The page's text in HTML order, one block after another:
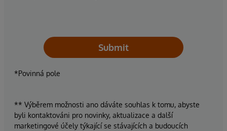
Submit
*Povinná pole
** Výběrem možnosti ano dáváte souhlas k tomu, abyste
byli kontaktováni pro novinky, aktualizace a další
marketingové účely týkající se stávajících a budoucích